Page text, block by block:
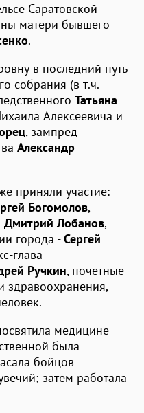
Саратовской
матери бывшего
.
в последний путь
собрания (в т.ч.
Татьяна
Алексеевича и
, зампред
Александр
приняли участие:
Богомолов,
Дмитрий Лобанов,
города -Сергей
глава
Ручкин, почетные
здравоохранения,
медицине –
была
бойцов
затем работала